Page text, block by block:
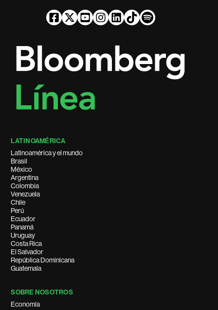
LATINOAMÉRICA
Latinoamérica y el mundo
Brasil
México
Argentina
Colombia
Venezuela
Chile
Perú
Ecuador
Panamá
Uruguay
Costa Rica
El Salvador
República Dominicana
Guatemala
SOBRE NOSOTROS
Economía